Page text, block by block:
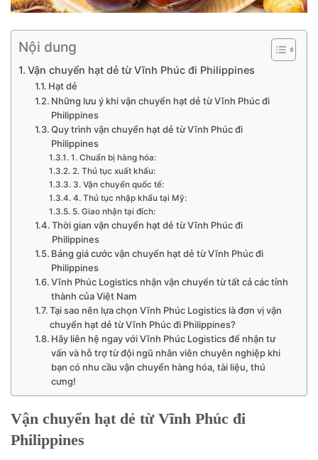
Nội dung
Vận chuyển hạt dẻ từ Vĩnh Phúc đi Philippines
Hạt dẻ
Những lưu ý khi vận chuyển hạt dẻ từ Vĩnh Phúc đi
Philippines
Quy trình vận chuyển hạt dẻ từ Vĩnh Phúc đi
Philippines
1. Chuẩn bị hàng hóa:
2. Thủ tục xuất khẩu:
3. Vận chuyển quốc tế:
4. Thủ tục nhập khẩu tại Mỹ:
5. Giao nhận tại đích:
Thời gian vận chuyển hạt dẻ từ Vĩnh Phúc đi
Philippines
Bảng giá cước vận chuyển hạt dẻ từ Vĩnh Phúc đi
Philippines
Vĩnh Phúc Logistics nhận vận chuyển từ tất cả các tỉnh
thành của Việt Nam
Tại sao nên lựa chọn Vĩnh Phúc Logistics là đơn vị vận
chuyển hạt dẻ từ Vĩnh Phúc đi Philippines?
Hãy liên hệ ngay với Vĩnh Phúc Logistics để nhận tư
vấn và hỗ trợ từ đội ngũ nhân viên chuyên nghiệp khi
bạn có nhu cầu vận chuyển hàng hóa, tài liệu, thú
cưng!
Vận chuyển hạt dẻ từ Vĩnh Phúc đi
Philippines